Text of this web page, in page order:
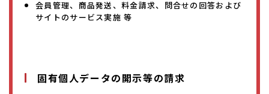
会員管理、商品発送、料金請求、問合せの回答および
サイトのサービス実施 等
固有個人データの開示等の請求